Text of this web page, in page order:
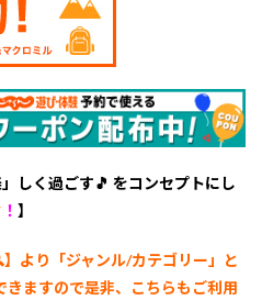
しく過ごす🎵 をコンセプトにし
！ 】
より「ジャンル/カテゴリー 」と
きますので是非、こちらもご利用